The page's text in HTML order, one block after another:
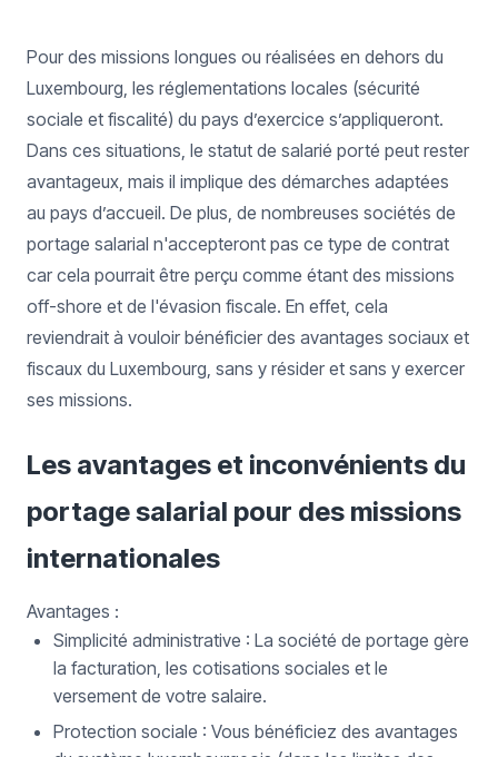
Pour des missions longues ou réalisées en dehors du
Luxembourg, les réglementations locales (sécurité
sociale et fiscalité) du pays d’exercice s’appliqueront.
Dans ces situations, le statut de salarié porté peut rester
avantageux, mais il implique des démarches adaptées
au pays d’accueil. De plus, de nombreuses sociétés de
portage salarial n'accepteront pas ce type de contrat
car cela pourrait être perçu comme étant des missions
off-shore et de l'évasion fiscale. En effet, cela
reviendrait à vouloir bénéficier des avantages sociaux et
fiscaux du Luxembourg, sans y résider et sans y exercer
ses missions.
Les avantages et inconvénients du
portage salarial pour des missions
internationales
Avantages :
Simplicité administrative : La société de portage gère
la facturation, les cotisations sociales et le
versement de votre salaire.
Protection sociale : Vous bénéficiez des avantages